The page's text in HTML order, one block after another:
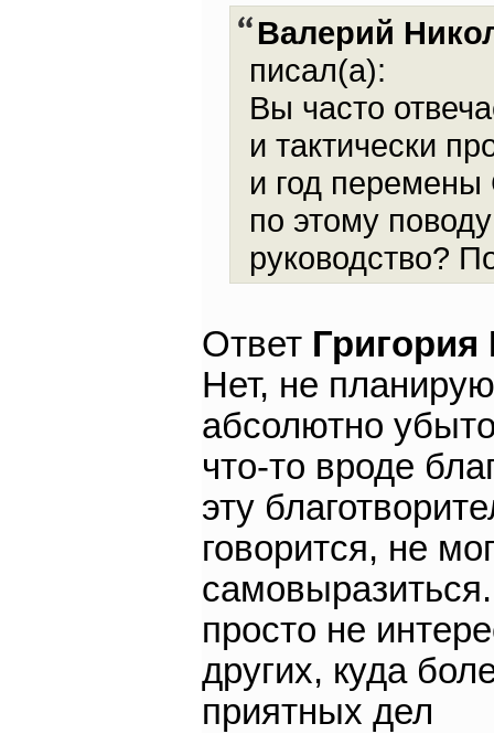
Валерий
писал(а):
Вы часто
и тактически
и год
по этому
руководство?
Ответ
Нет, не
абсолютно
что-то вроде
эту
говорится, не
просто не
других, куда
приятных дел